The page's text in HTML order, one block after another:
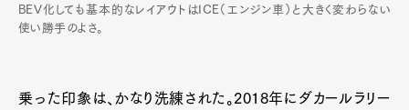
BEV化しても基本的なレイアウトはICE（エンジン車）と大きく変わらない
使い勝手のよさ。
乗った印象は、かなり洗練された。2018年にダカールラリー